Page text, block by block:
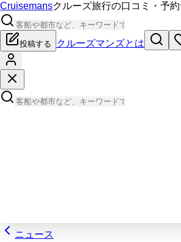
Cruisemansクルーズ旅行の口コミ・予約
投稿する クルーズマンズとは
ニュース